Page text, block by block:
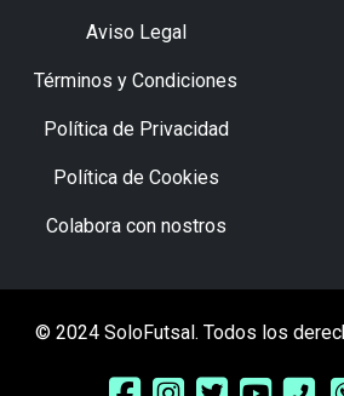
Aviso Legal
Términos y Condiciones
Política de Privacidad
Política de Cookies
Colabora con nostros
© 2024 SoloFutsal. Todos los